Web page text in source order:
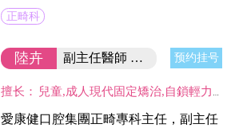
正畸科
陸卉 副主任醫師 正畸學碩士/集團正畸專科主任 预约挂号
擅长： 兒童,成人現代固定矯治,自鎖輕力矯治,美國Invisalign透明隱形矯治,德國Incognito舌側矯治,對各類復雜,疑難錯頜牙病例有較深研究。
愛康健口腔集團正畸專科主任，副主任